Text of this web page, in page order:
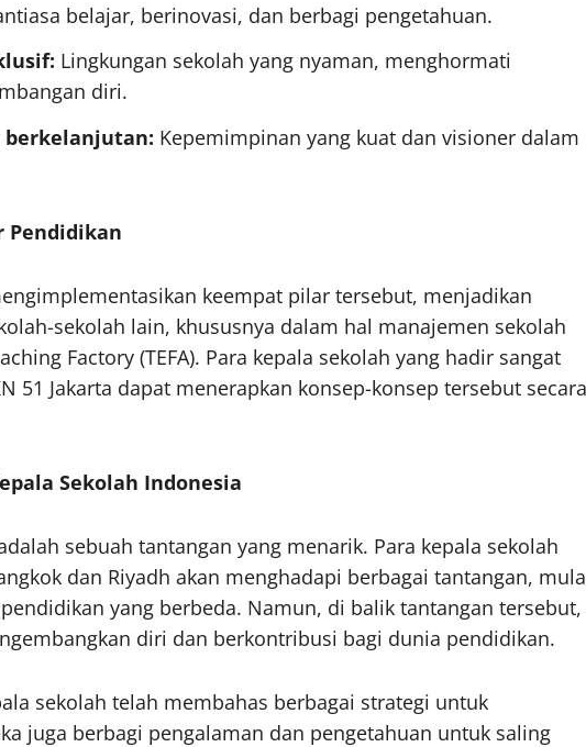
belajar, berinovasi, dan berbagi pengetahuan.
Lingkungan sekolah yang nyaman, menghormati
diri.
Kepemimpinan yang kuat dan visioner dalam
Pendidikan
keempat pilar tersebut, menjadikan
sekolah lain, khususnya dalam hal manajemen sekolah
Factory (TEFA). Para kepala sekolah yang hadir sangat
51 Jakarta dapat menerapkan konsep-konsep tersebut secara
Sekolah Indonesia
sebuah tantangan yang menarik. Para kepala sekolah
dan Riyadh akan menghadapi berbagai tantangan,
yang berbeda. Namun, di balik tantangan tersebut,
diri dan berkontribusi bagi dunia pendidikan.
sekolah telah membahas berbagai strategi untuk
juga berbagi pengalaman dan pengetahuan untuk saling